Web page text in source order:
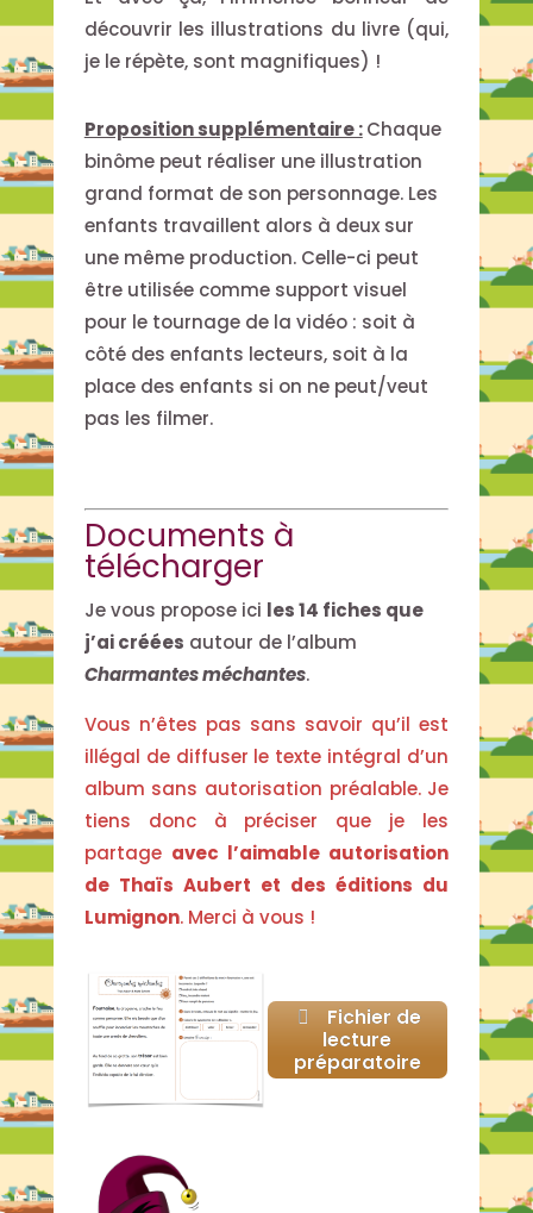
découvrir les illustrations du livre (qui,
je le répète, sont magnifiques) !
Proposition supplémentaire : Chaque
binôme peut réaliser une illustration
grand format de son personnage. Les
enfants travaillent alors à deux sur
une même production. Celle-ci peut
être utilisée comme support visuel
pour le tournage de la vidéo : soit à
côté des enfants lecteurs, soit à la
place des enfants si on ne peut/veut
pas les filmer.
Documents à
télécharger
Je vous propose ici les 14 fiches que
j’ai créées autour de l’album
Charmantes méchantes.
Vous n’êtes pas sans savoir qu’il est
illégal de diffuser le texte intégral d’un
album sans autorisation préalable. Je
tiens donc à préciser que je les
partage avec l’aimable autorisation
de Thaïs Aubert et des éditions du
Lumignon. Merci à vous !
Fichier de
lecture
préparatoire